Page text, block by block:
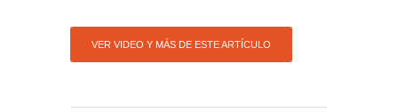
VER VIDEO Y MÁS DE ESTE ARTÍCULO